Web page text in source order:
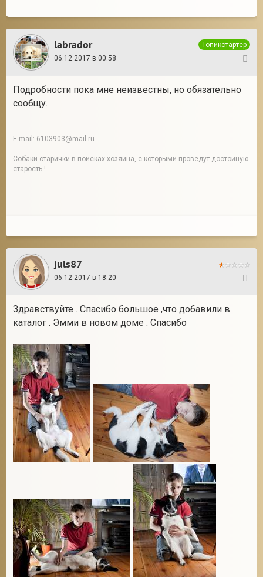
labrador
Топикстартер
06.12.2017 в 00:58
Подробности пока мне неизвестны, но обязательно
сообщу.
E-mail: 6103903@mail.ru
Собаки-старички в поисках хозяина, с которыми проведут достойную
старость !
juls87
06.12.2017 в 18:20
Здравствуйте . Спасибо большое ,что добавили в
каталог . Эмми в новом доме . Спасибо